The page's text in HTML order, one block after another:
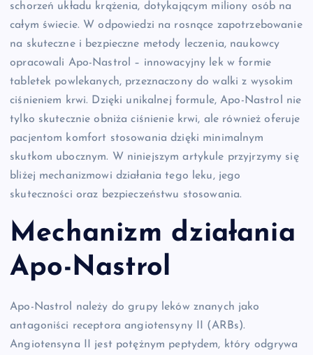
schorzeń układu krążenia, dotykającym miliony osób na
całym świecie. W odpowiedzi na rosnące zapotrzebowanie
na skuteczne i bezpieczne metody leczenia, naukowcy
opracowali Apo-Nastrol – innowacyjny lek w formie
tabletek powlekanych, przeznaczony do walki z wysokim
ciśnieniem krwi. Dzięki unikalnej formule, Apo-Nastrol nie
tylko skutecznie obniża ciśnienie krwi, ale również oferuje
pacjentom komfort stosowania dzięki minimalnym
skutkom ubocznym. W niniejszym artykule przyjrzymy się
bliżej mechanizmowi działania tego leku, jego
skuteczności oraz bezpieczeństwu stosowania.
Mechanizm działania
Apo-Nastrol
Apo-Nastrol należy do grupy leków znanych jako
antagoniści receptora angiotensyny II (ARBs).
Angiotensyna II jest potężnym peptydem, który odgrywa